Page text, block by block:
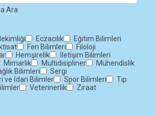
Ara
Eczacılık
Eğitim Bilimleri
Fen Bilimleri
Filoloji
Hemşirelik
İletişim Bilimleri
Mimarlık Multidisipliner
Mühendislik
Bilimleri
Sergi
ve İdari Bilimler
Spor Bilimleri
Tıp
Veterinerlik Ziraat